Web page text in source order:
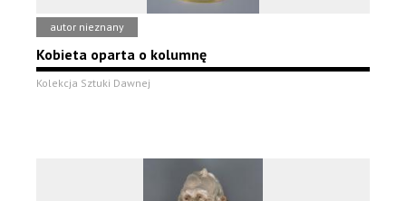
autor nieznany
Kobieta oparta o kolumnę
Kolekcja Sztuki Dawnej